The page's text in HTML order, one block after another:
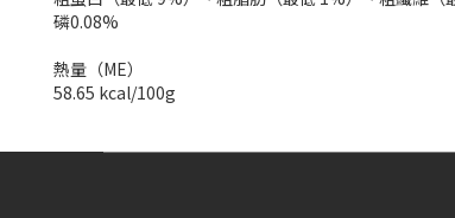
磷0.08%
熱量（ME）
58.65 kcal/100g